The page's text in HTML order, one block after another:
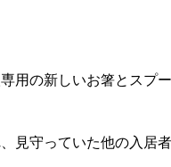
用の新しいお箸とスプ
見守っていた他の入居